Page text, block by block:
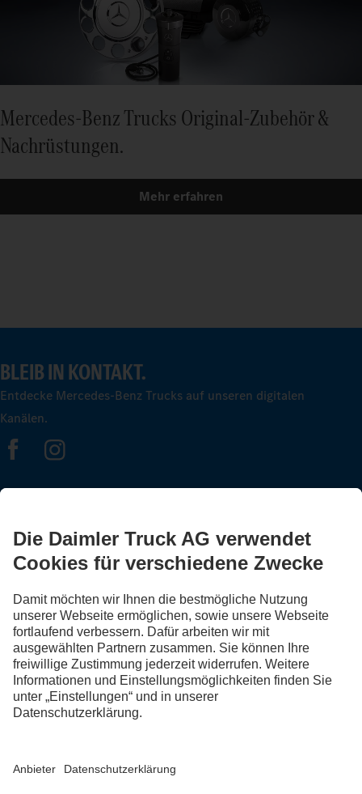
Mercedes‑Benz Trucks Original‑Zubehör &
Nachrüstungen.
Mehr erfahren
BLEIB IN KONTAKT.
Entdecke Mercedes-Benz Trucks auf unseren digitalen
Kanälen.
FOLLOW THE ROADSTARS.
Tausche jetzt Erfahrungen mit anderen Truckerinnen und
Truckern aus.